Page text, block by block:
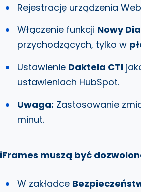
Rejestrację urządzenia
Włączenie funkcji Nowy
przychodzących, tylko w
Ustawienie Daktela CTI
ustawieniach HubSpot.
Uwaga: Zastosowanie
minut.
iFrames muszą być
W zakładce